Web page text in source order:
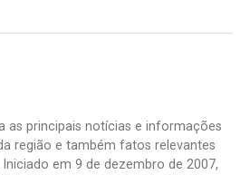
as principais notícias e informações
região e também fatos relevantes
em 9 de dezembro de 2007,